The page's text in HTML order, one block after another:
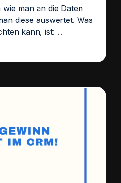
man an die Daten
diese auswertet. Was
kann, ist: ...